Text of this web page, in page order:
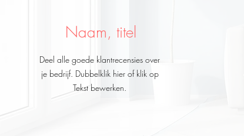
Naam, titel
Deel alle goede klantrecensies over
je bedrijf. Dubbelklik hier of klik op
Tekst bewerken.